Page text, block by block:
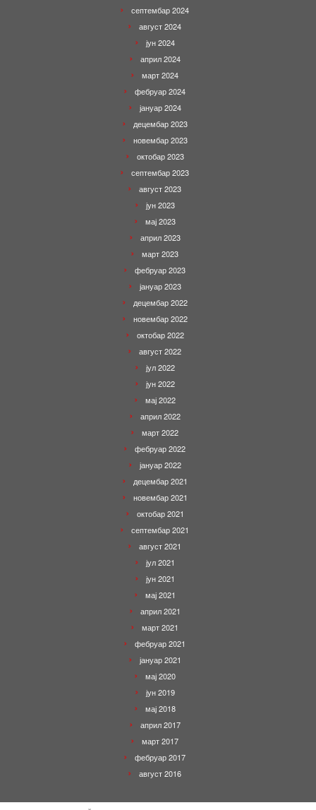
септембар 2024
август 2024
јун 2024
април 2024
март 2024
фебруар 2024
јануар 2024
децембар 2023
новембар 2023
октобар 2023
септембар 2023
август 2023
јун 2023
мај 2023
април 2023
март 2023
фебруар 2023
јануар 2023
децембар 2022
новембар 2022
октобар 2022
август 2022
јул 2022
јун 2022
мај 2022
април 2022
март 2022
фебруар 2022
јануар 2022
децембар 2021
новембар 2021
октобар 2021
септембар 2021
август 2021
јул 2021
јун 2021
мај 2021
април 2021
март 2021
фебруар 2021
јануар 2021
мај 2020
јун 2019
мај 2018
април 2017
март 2017
фебруар 2017
август 2016